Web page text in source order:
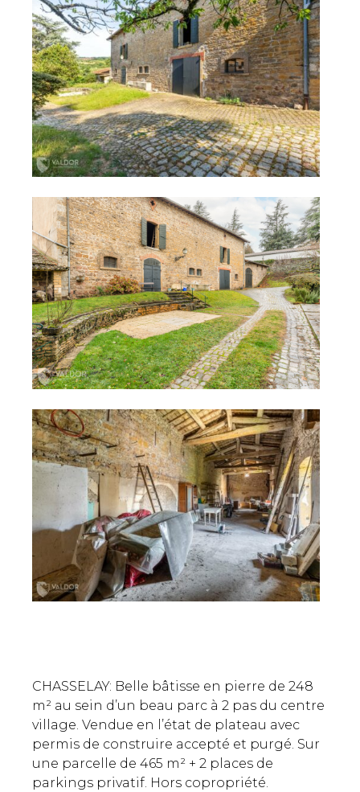
CHASSELAY: Belle bâtisse en pierre de 248
m² au sein d’un beau parc à 2 pas du centre
village. Vendue en l’état de plateau avec
permis de construire accepté et purgé. Sur
une parcelle de 465 m² + 2 places de
parkings privatif. Hors copropriété.